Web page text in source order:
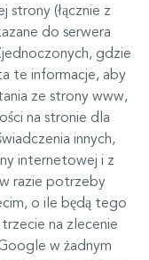
strony (łącznie z
do serwera
gdzie
te informacje, aby
ze strony www,
na stronie dla
innych,
internetowej i z
razie potrzeby
o ile będą tego
na zlecenie
w żadnym